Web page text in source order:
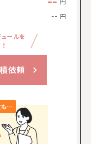
-- 円
ールを
依頼
も…